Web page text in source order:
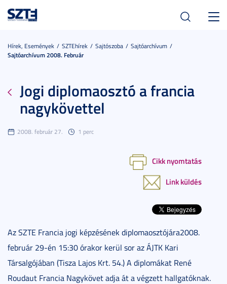
Hírek, Események SZTEhírek Sajtószoba
Sajtóarchívum
Sajtóarchívum 2008. Február
Jogi diplomaosztó a francia
nagykövettel
2008. február 27. 1 perc
Cikk nyomtatás
Link küldés
Az SZTE Francia jogi képzésének diplomaosztójára2008.
február 29-én 15:30 órakor kerül sor az ÁJTK Kari
Társalgójában (Tisza Lajos Krt. 54.) A diplomákat René
Roudaut Francia Nagykövet adja át a végzett hallgatóknak.